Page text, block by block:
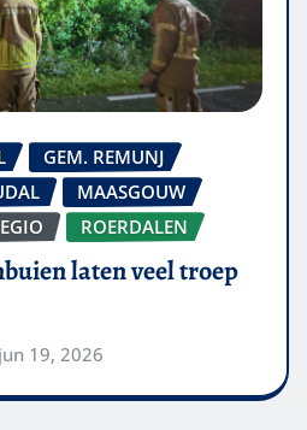
GEM. REMUNJ
MAASGOUW
ROERDALEN
laten veel troep
jun 19, 2026